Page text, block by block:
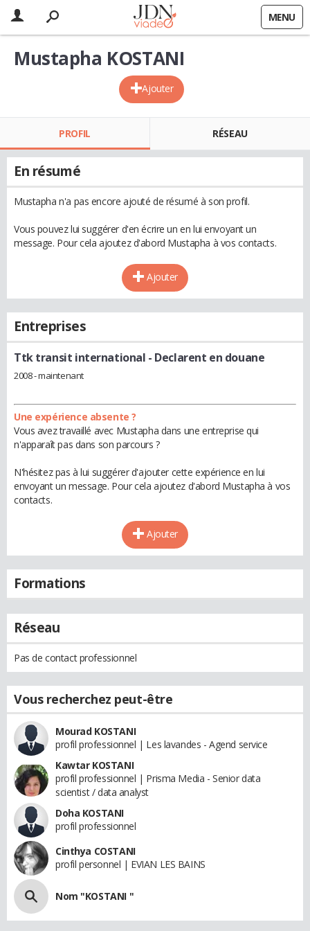
MENU
Ajouter
Mustapha KOSTANI
PROFIL RÉSEAU
En résumé
Mustapha n'a pas encore ajouté de résumé à son profil.
Vous pouvez lui suggérer d'en écrire un en lui envoyant un
message. Pour cela ajoutez d'abord Mustapha à vos contacts.
Ajouter
Entreprises
Ttk transit international - Declarent en douane
2008 - maintenant
Une expérience absente ?
Vous avez travaillé avec Mustapha dans une entreprise qui
n'apparaît pas dans son parcours ?
N'hésitez pas à lui suggérer d'ajouter cette expérience en lui
envoyant un message. Pour cela ajoutez d'abord Mustapha à vos
contacts.
Ajouter
Formations
Réseau
Pas de contact professionnel
Vous recherchez peut-être
Mourad KOSTANI
profil professionnel | Les lavandes - Agend service
Kawtar KOSTANI
profil professionnel | Prisma Media - Senior data
scientist / data analyst
Doha KOSTANI
profil professionnel
Cinthya COSTANI
profil personnel | EVIAN LES BAINS
Nom "KOSTANI "